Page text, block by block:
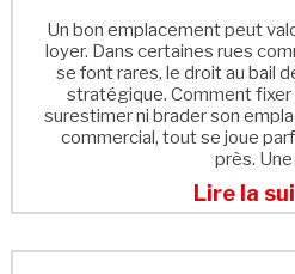
Un bon emplacement peut
loyer. Dans certaines rues
se font rares, le droit au bail
stratégique. Comment fixer
surestimer ni brader son
commercial, tout se joue
près.
Lire la